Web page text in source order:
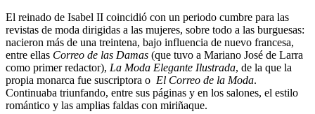
El reinado de Isabel II coincidió con un periodo cumbre para las
revistas de moda dirigidas a las mujeres, sobre todo a las burguesas:
nacieron más de una treintena, bajo influencia de nuevo francesa,
entre ellas Correo de las Damas (que tuvo a Mariano José de Larra
como primer redactor), La Moda Elegante Ilustrada, de la que la
propia monarca fue suscriptora o El Correo de la Moda.
Continuaba triunfando, entre sus páginas y en los salones, el estilo
romántico y las amplias faldas con miriñaque.